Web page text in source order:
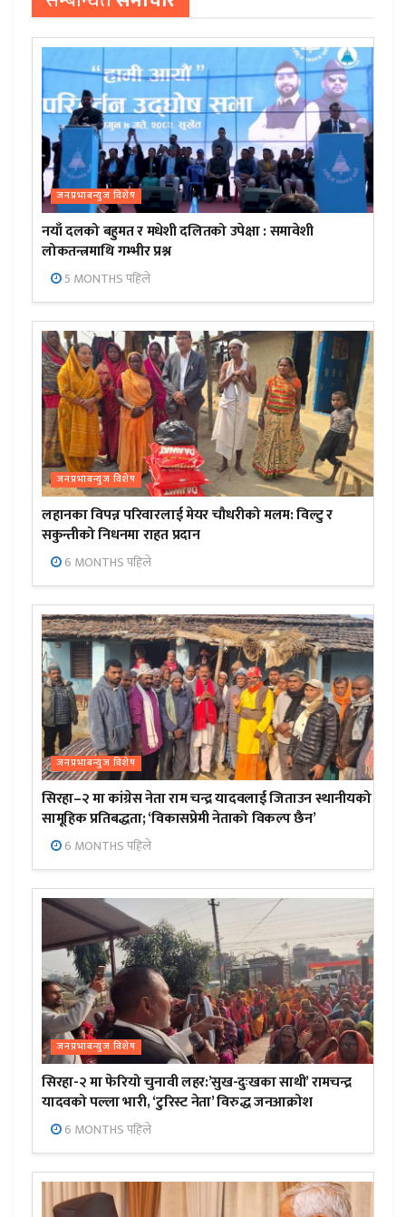
जनप्रभाबन्युज विशेष
नयाँ दलको बहुमत र मधेशी दलितको उपेक्षा : समावेशी
लोकतन्त्रमाथि गम्भीर प्रश्न
5 MONTHS पहिले
जनप्रभाबन्युज विशेष
लहानका विपन्न परिवारलाई मेयर चौधरीको मलम: विल्टु र
सकुन्तीको निधनमा राहत प्रदान
6 MONTHS पहिले
जनप्रभाबन्युज विशेष
सिरहा–२ मा कांग्रेस नेता राम चन्द्र यादवलाई जिताउन स्थानीयको
सामूहिक प्रतिबद्धता; ‘विकासप्रेमी नेताको विकल्प छैन’
6 MONTHS पहिले
जनप्रभाबन्युज विशेष
सिरहा-२ मा फेरियो चुनावी लहर:’सुख-दुःखका साथी’ रामचन्द्र
यादवको पल्ला भारी, ‘टुरिस्ट नेता’ विरुद्ध जनआक्रोश
6 MONTHS पहिले